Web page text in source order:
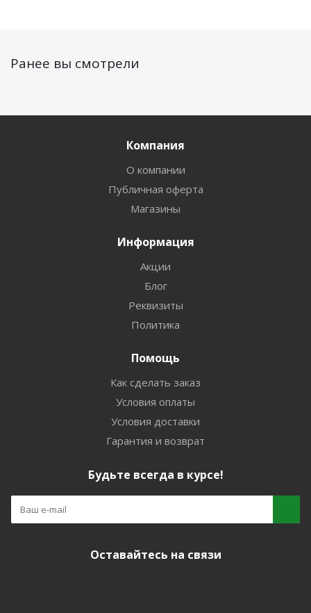
Ранее вы смотрели
Компания
О компании
Публичная оферта
Магазины
Информация
Акции
Блог
Реквизиты
Политика
Помощь
Как сделать заказ
Условия оплаты
Условия доставки
Гарантия и возврат
Будьте всегда в курсе!
Оставайтесь на связи